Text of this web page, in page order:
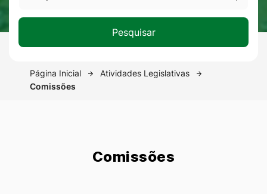
Pesquisar
Página Inicial
Atividades Legislativas
Comissões
Comissões